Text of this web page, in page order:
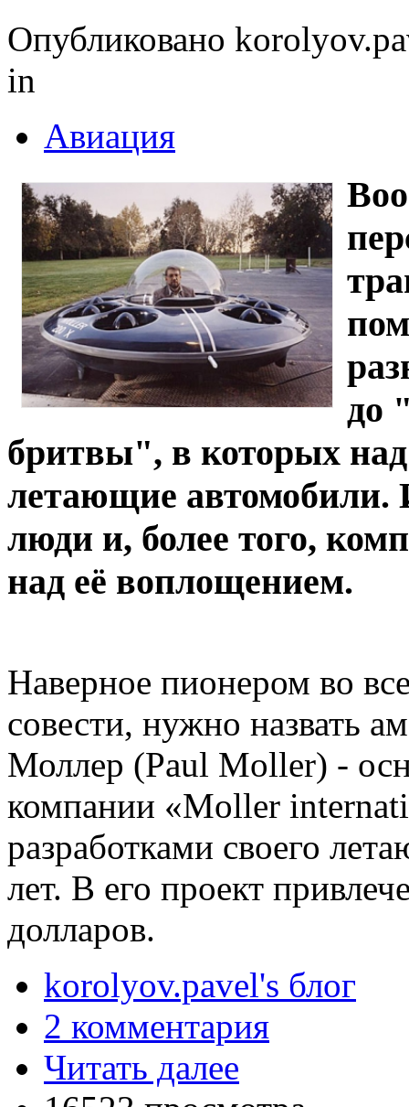
Опубликовано
in
Авиация
до
бритвы", в которых
летающие автомобили.
люди и, более того,
над её воплощением.
Наверное пионером во
совести, нужно назвать
Моллер (Paul Moller) -
компании «Moller
разработками своего
лет. В его проект
долларов.
korolyov.pavel's блог
2 комментария
Читать далее